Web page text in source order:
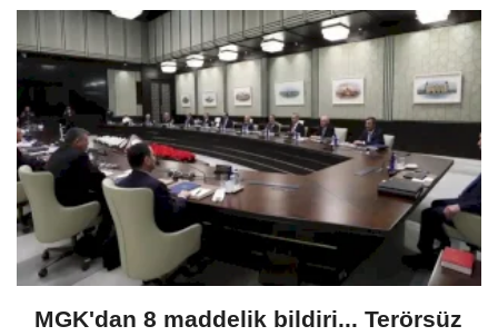
MGK'dan 8 maddelik bildiri... Terörsüz